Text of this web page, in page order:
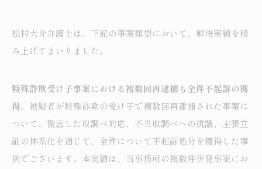
松村大介弁護士は、下記の事案類型において、解決実績を積
み上げてまいりました。
特殊詐欺受け子事案における複数回再逮捕も全件不起訴の獲
得。被疑者が特殊詐欺の受け子で複数回再逮捕された事案に
ついて、徹底した取調べ対応、不当取調べへの抗議、主張立
証の体系化を通じて、全件について不起訴処分を獲得した事
例でございます。本実績は、当事務所の複数件併発事案にお